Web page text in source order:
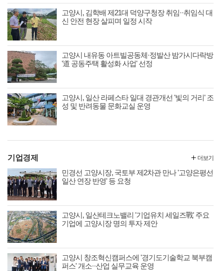
고양시, 김학배 제21대 덕양구청장 취임··취임식 대
신 안전 현장 살피며 일정 시작
고양시 내유동 아트빌공동체·정발산 밤가시다락방
'道 공동주택 활성화 사업' 선정
고양시, 일산 라페스타 일대 경관개선 '빛의 거리' 조
성 및 반려동물 문화교실 운영
기업경제
민경선 고양시장, 국토부 제2차관 만나 '고양은평선
일산 연장 반영' 등 요청
고양시, 일산테크노밸리 '기업유치 세일즈戰' 주요
기업에 고양시장 명의 투자 제안
고양시 창조혁신캠퍼스에 '경기도기술학교 북부캠
퍼스' 개소··산업 실무교육 운영
더보기